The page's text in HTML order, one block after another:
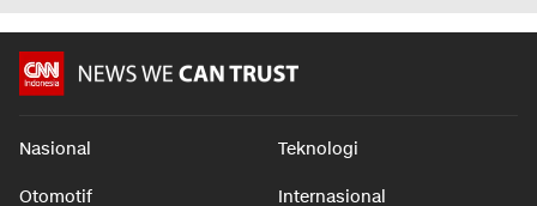
Nasional Teknologi
Otomotif Internasional